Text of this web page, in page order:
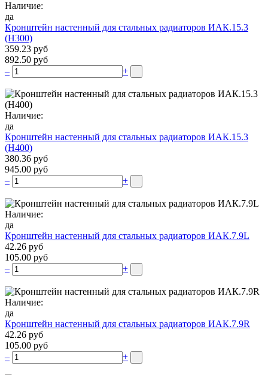
Наличие:
да
Кронштейн настенный для стальных радиаторов ИАК.15.3
(H300)
359.23 руб
892.50 руб
–
+
Наличие:
да
Кронштейн настенный для стальных радиаторов ИАК.15.3
(H400)
380.36 руб
945.00 руб
–
+
Наличие:
да
Кронштейн настенный для стальных радиаторов ИАК.7.9L
42.26 руб
105.00 руб
–
+
Наличие:
да
Кронштейн настенный для стальных радиаторов ИАК.7.9R
42.26 руб
105.00 руб
–
+